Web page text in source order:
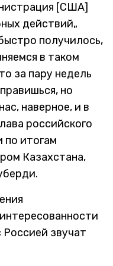
[США]
действий„
получилось,
в таком
за пару недель
но
наверное, и в
российского
итогам
Казахстана,
звучат